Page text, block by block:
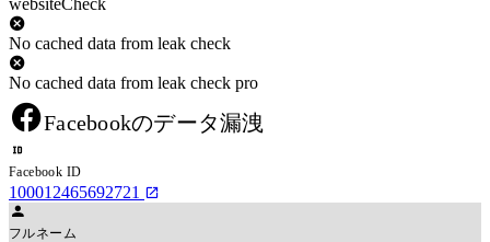
No cached data from leak check
No cached data from leak check pro
Facebookのデータ漏洩
Facebook ID
100012465692721
フルネーム